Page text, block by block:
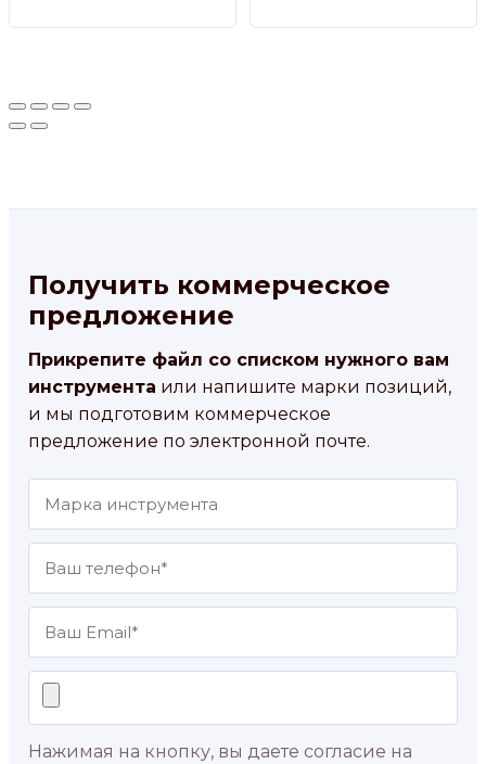
Получить коммерческое
предложение
Прикрепите файл со списком нужного вам
инструмента или напишите марки позиций,
и мы подготовим коммерческое
предложение по электронной почте.
Нажимая на кнопку, вы даете согласие на